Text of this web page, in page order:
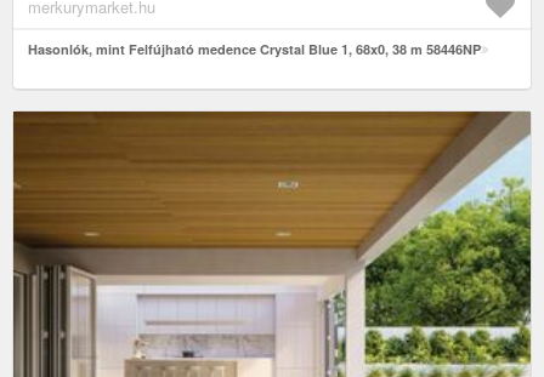
merkurymarket.hu
Hasonlók, mint Felfújható medence Crystal Blue 1, 68x0, 38 m 58446NP